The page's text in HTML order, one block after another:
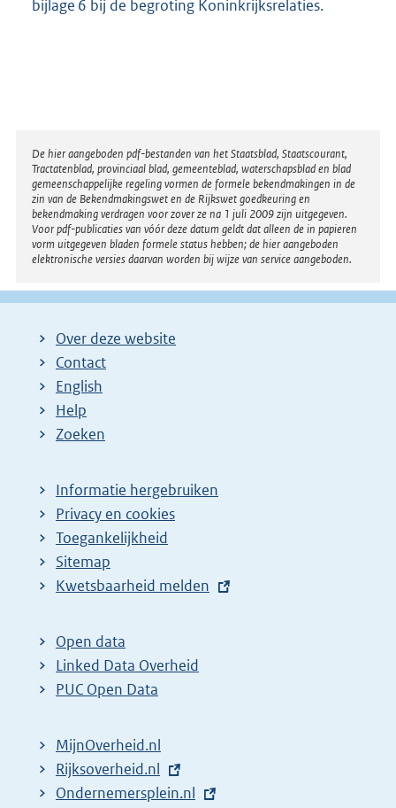
bijlage 6 bij de begroting Koninkrijksrelaties.
Disclaimer
De hier aangeboden pdf-bestanden van het Staatsblad, Staatscourant,
Tractatenblad, provinciaal blad, gemeenteblad, waterschapsblad en blad
gemeenschappelijke regeling vormen de formele bekendmakingen in de
zin van de Bekendmakingswet en de Rijkswet goedkeuring en
bekendmaking verdragen voor zover ze na 1 juli 2009 zijn uitgegeven.
Voor pdf-publicaties van vóór deze datum geldt dat alleen de in papieren
vorm uitgegeven bladen formele status hebben; de hier aangeboden
elektronische versies daarvan worden bij wijze van service aangeboden.
Over deze website
Contact
English
Help
Zoeken
Informatie hergebruiken
Privacy en cookies
Toegankelijkheid
Sitemap
E
t
e
r
l
i
n
Kwetsbaarheid melden
Open data
Linked Data Overheid
PUC Open Data
MijnOverheid.nl
E
x
Rijksoverheid.nl
E
Ondernemersplein.nl